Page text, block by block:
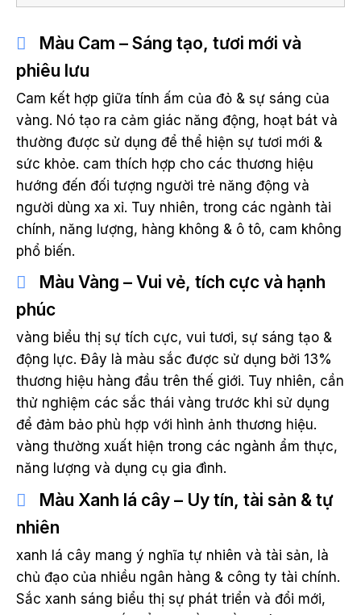
Màu Cam – Sáng tạo, tươi mới và
phiêu lưu
Cam kết hợp giữa tính ấm của đỏ & sự sáng của
vàng. Nó tạo ra cảm giác năng động, hoạt bát và
thường được sử dụng để thể hiện sự tươi mới &
sức khỏe. cam thích hợp cho các thương hiệu
hướng đến đối tượng người trẻ năng động và
người dùng xa xỉ. Tuy nhiên, trong các ngành tài
chính, năng lượng, hàng không & ô tô, cam không
phổ biến.
Màu Vàng – Vui vẻ, tích cực và hạnh
phúc
vàng biểu thị sự tích cực, vui tươi, sự sáng tạo &
động lực. Đây là màu sắc được sử dụng bởi 13%
thương hiệu hàng đầu trên thế giới. Tuy nhiên, cần
thử nghiệm các sắc thái vàng trước khi sử dụng
để đảm bảo phù hợp với hình ảnh thương hiệu.
vàng thường xuất hiện trong các ngành ẩm thực,
năng lượng và dụng cụ gia đình.
Màu Xanh lá cây – Uy tín, tài sản & tự
nhiên
xanh lá cây mang ý nghĩa tự nhiên và tài sản, là
chủ đạo của nhiều ngân hàng & công ty tài chính.
Sắc xanh sáng biểu thị sự phát triển và đổi mới,